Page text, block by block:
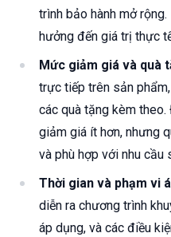
trình bảo hành mở
hưởng đến giá trị thực
Mức giảm giá và quà
trực tiếp trên sản
các quà tặng kèm
giảm giá ít hơn, nhưng
và phù hợp với nhu cầu
Thời gian và phạm vi
diễn ra chương trình
áp dụng, và các điều